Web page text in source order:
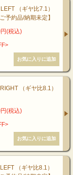
（ギヤ比7.1）
予約品/納期未定】
(税込)
（ギヤ比8.1）
(税込)
（ギヤ比8.1）